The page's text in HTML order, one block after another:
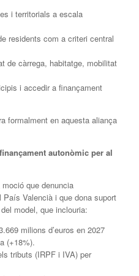
i territorials a escala
residents com a criteri central
de càrrega, habitatge, mobilitat
i accedir a finançament
formalment en aquesta aliança
autonòmic per al
que denuncia
País Valencià i que dona suport
model, que inclouria:
milions d’euros en 2027
(+18%).
tributs (IRPF i IVA) per